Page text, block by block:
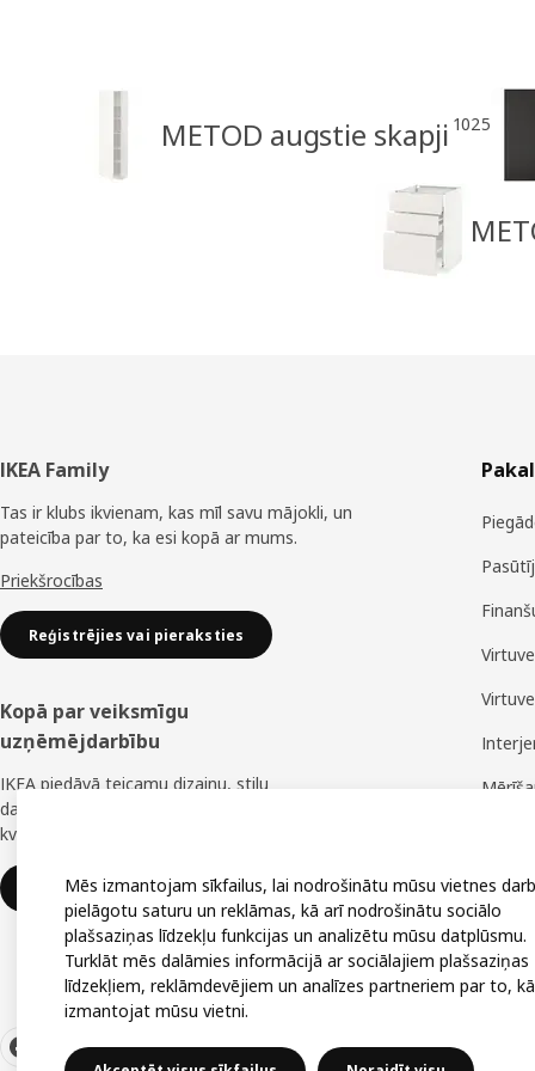
METOD augstie skapji 1025
Kājene
IKEA Family
Tas ir klubs ikvienam, kas mīl savu mājokli, un
pateicība par to, ka esi kopā ar mums.
Priekšrocības
Reģistrējies vai pieraksties
Kopā par veiksmīgu
uzņēmējdarbību
IKEA piedāvā teicamu dizainu, stilu
daudzveidību, lielisku cenu un uzticamu
kvalitāti.
IKEA uzņēmumiem
Mēs izmantojam sīkfailus, lai nodrošinātu mūsu vietnes
pielāgotu saturu un reklāmas, kā arī nodrošinātu sociālo
plašsaziņas līdzekļu funkcijas un analizētu mūsu datplūsmu.
Turklāt mēs dalāmies informācijā ar sociālajiem plašsaziņas
līdzekļiem, reklāmdevējiem un analīzes partneriem par to,
izmantojat mūsu vietni.